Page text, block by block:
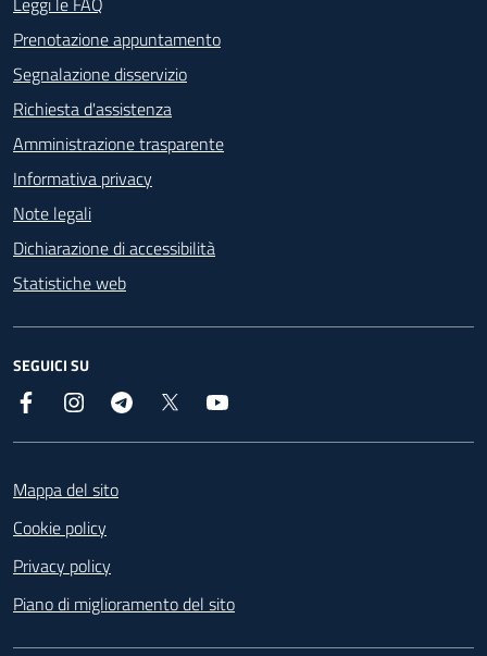
Prenotazione appuntamento
Segnalazione disservizio
Richiesta d'assistenza
Amministrazione trasparente
Informativa privacy
Note legali
Dichiarazione di accessibilità
Statistiche web
SEGUICI SU
Facebook InstagramTelegram
Mappa del sito
Cookie policy
Privacy policy
Piano di miglioramento del sito